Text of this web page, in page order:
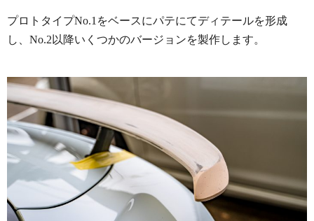
プロトタイプNo.1をベースにパテにてディテールを形成
し、No.2以降いくつかのバージョンを製作します。